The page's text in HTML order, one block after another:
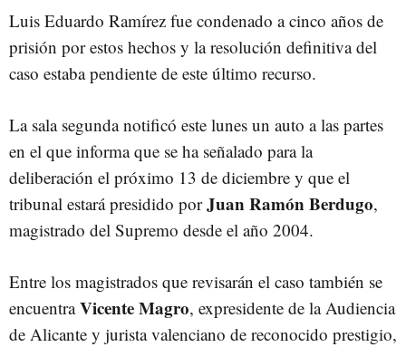
Luis Eduardo Ramírez fue condenado a cinco años de
prisión por estos hechos y la resolución definitiva del
caso estaba pendiente de este último recurso.
La sala segunda notificó este lunes un auto a las partes
en el que informa que se ha señalado para la
deliberación el próximo 13 de diciembre y que el
tribunal estará presidido porJuan Ramón Berdugo,
magistrado del Supremo desde el año 2004.
Entre los magistrados que revisarán el caso también se
encuentraVicente Magro, expresidente de la Audiencia
de Alicante y jurista valenciano de reconocido prestigio,